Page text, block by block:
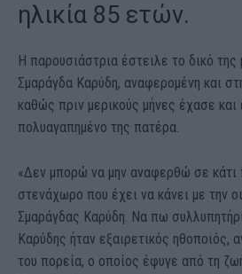
ηλικία 85 ετών.
Η παρουσιάστρια έστειλε το δικό της
Σμαράγδα Καρύδη, αναφερομένη και
καθώς πριν μερικούς μήνες έχασε και
πολυαγαπημένο της πατέρα.
«Δεν μπορώ να μην αναφερθώ σε κάτι
στενάχωρο που έχει να κάνει με την
Σμαράγδας Καρύδη. Να πω
Καρύδης ήταν εξαιρετικός ηθοποιός,
του πορεία, ο οποίος έφυγε από τη